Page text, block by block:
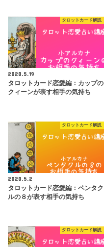
タロットカード解説
2020.5.19
タロットカード恋愛編：カップの
クィーンが表す相手の気持ち
タロットカード解説
2020.5.2
タロットカード恋愛編：ペンタク
ルの８が表す相手の気持ち
タロットカード解説